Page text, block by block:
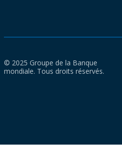
© 2025 Groupe de la Banque
mondiale. Tous droits réservés.